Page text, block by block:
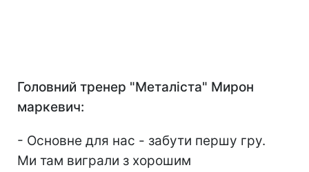
Головний тренер "Металіста" Мирон
маркевич:
- Основне для нас - забути першу гру.
Ми там виграли з хорошим